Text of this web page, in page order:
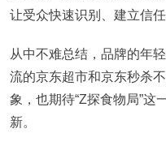
让受众快速识别、建立信任
从中不难总结，品牌的年
流的京东超市和京东秒杀
象，也期待“Z探食物局”这
新。